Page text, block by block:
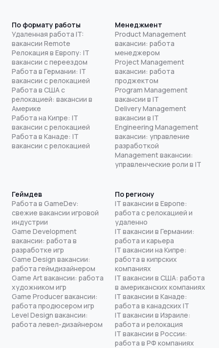
По формату работы
Удаленная работа IT:
вакансии Remote
Релокация в Европу: IT
вакансии с переездом
Работа в Германии: IT
вакансии с релокацией
Работа в США с
релокацией: вакансии в
Америке
Работа на Кипре: IT
вакансии с релокацией
Работа в Канаде: IT
вакансии с релокацией
Менеджмент
Product Management
вакансии: работа
менеджером
Project Management
вакансии: работа
проджектом
Program Management
вакансии в IT
Delivery Management
вакансии в IT
Engineering Management
вакансии: управление
разработкой
Management вакансии:
управленческие роли в IT
Геймдев
Работа в GameDev:
свежие вакансии игровой
индустрии
Game Development
вакансии: работа в
разработке игр
Game Design вакансии:
работа геймдизайнером
Game Art вакансии: работа
художником игр
Game Producer вакансии:
работа продюсером игр
Level Design вакансии:
работа левел-дизайнером
По региону
IT вакансии в Европе:
работа с релокацией и
удаленно
IT вакансии в Германии:
работа и карьера
IT вакансии на Кипре:
работа в кипрских
компаниях
IT вакансии в США: работа
в американских компаниях
IT вакансии в Канаде:
работа в канадских IT
IT вакансии в Израиле:
работа и релокация
IT вакансии в России:
работа в РФ компаниях